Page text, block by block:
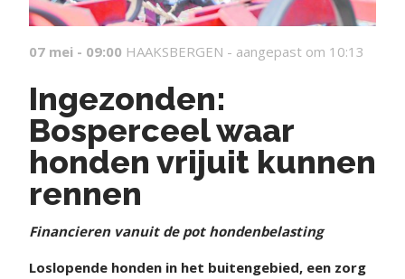
07 mei - 09:00 HAAKSBERGEN - aangepast om 10:13
Ingezonden:
Bosperceel waar
honden vrijuit kunnen
rennen
Financieren vanuit de pot hondenbelasting
Loslopende honden in het buitengebied, een zorg